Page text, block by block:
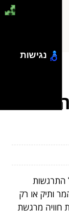
התרגשות
ותיק או רק
חוויה מרגשת
נגישות